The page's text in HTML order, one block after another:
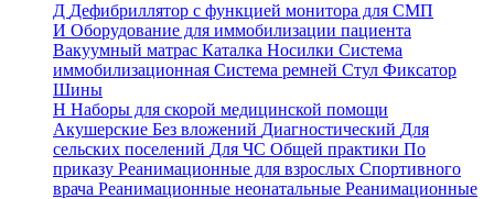
Д Дефибриллятор с функцией монитора для СМП
И Оборудование для иммобилизации пациента
Вакуумный матрас Каталка Носилки Система
иммобилизационная Система ремней Стул Фиксатор
Шины
Н Наборы для скорой медицинской помощи
Акушерские Без вложений Диагностический Для
сельских поселений Для ЧС Общей практики По
приказу Реанимационные для взрослых Спортивного
врача Реанимационные неонатальные Реанимационные